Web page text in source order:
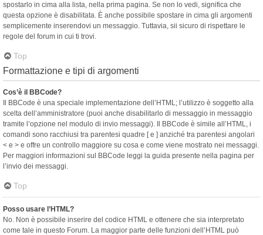
spostarlo in cima alla lista, nella prima pagina. Se non lo vedi, significa che
questa opzione è disabilitata. È anche possibile spostare in cima gli argomenti
semplicemente inserendovi un messaggio. Tuttavia, sii sicuro di rispettare le
regole del forum in cui ti trovi.
Top
Formattazione e tipi di argomenti
Cos’è il BBCode?
Il BBCode è una speciale implementazione dell’HTML; l’utilizzo è soggetto alla
scelta dell’amministratore (puoi anche disabilitarlo di messaggio in messaggio
tramite l’opzione nel modulo di invio messaggi). Il BBCode è simile all’HTML, i
comandi sono racchiusi tra parentesi quadre [ e ] anziché tra parentesi angolari
< e > e offre un controllo maggiore su cosa e come viene mostrato nei messaggi.
Per maggiori informazioni sul BBCode leggi la guida presente nella pagina per
l’invio dei messaggi.
Top
Posso usare l’HTML?
No. Non è possibile inserire del codice HTML e ottenere che sia interpretato
come tale in questo Forum. La maggior parte delle funzioni dell’HTML può